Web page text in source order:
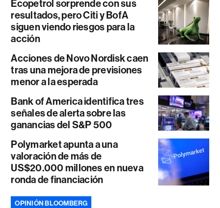
Ecopetrol sorprende con sus
resultados, pero Citi y BofA
siguen viendo riesgos para la
acción
Acciones de Novo Nordisk caen
tras una mejora de previsiones
menor a la esperada
Bank of America identifica tres
señales de alerta sobre las
ganancias del S&P 500
Polymarket apunta a una
valoración de más de
US$20.000 millones en nueva
ronda de financiación
OPINIÓN BLOOMBERG